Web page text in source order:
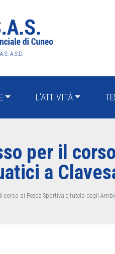
L’ATTIVITÀ
per il
a
corso di Pesca Sportiva e tutela degli